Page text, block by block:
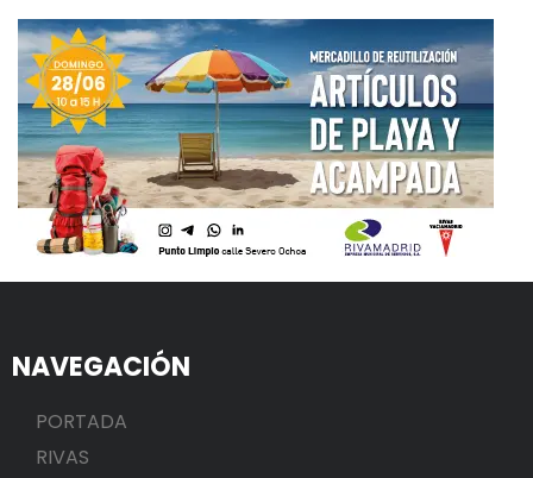
NAVEGACIÓN
PORTADA
RIVAS